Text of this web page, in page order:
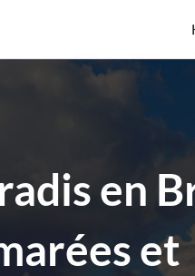
en
et